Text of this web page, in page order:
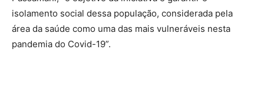
isolamento social dessa população, considerada pela
área da saúde como uma das mais vulneráveis nesta
pandemia do Covid-19”.